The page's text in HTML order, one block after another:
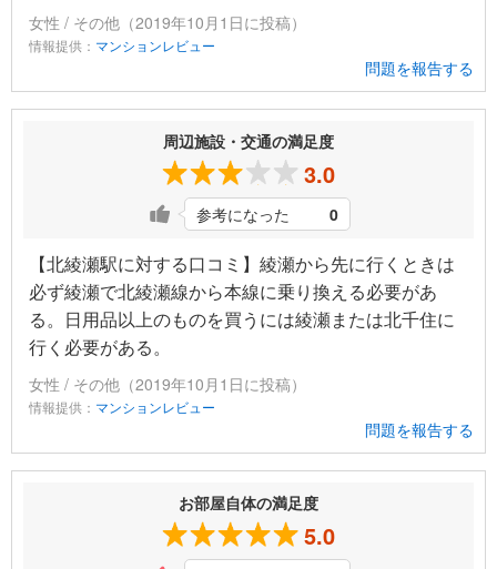
女性 / その他（2019年10月1日に投稿）
情報提供： マンションレビュー
問題を報告する
周辺施設・交通の満足度
3.0
参考になった 0
【北綾瀬駅に対する口コミ】綾瀬から先に行くときは
必ず綾瀬で北綾瀬線から本線に乗り換える必要があ
る。日用品以上のものを買うには綾瀬または北千住に
行く必要がある。
女性 / その他（2019年10月1日に投稿）
情報提供： マンションレビュー
問題を報告する
お部屋自体の満足度
5.0